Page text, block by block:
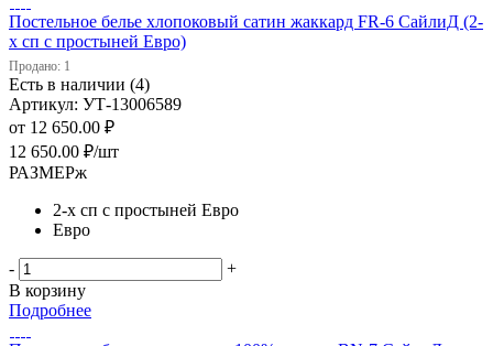
Постельное белье хлопоковый сатин жаккард FR-6 СайлиД (2-
х сп с простыней Евро)
Продано: 1
Есть в наличии (4)
Артикул: УТ-13006589
от 12 650.00 ₽
12 650.00 ₽/шт
РАЗМЕРж
2-х сп с простыней Евро
Евро
-
+
В корзину
Подробнее